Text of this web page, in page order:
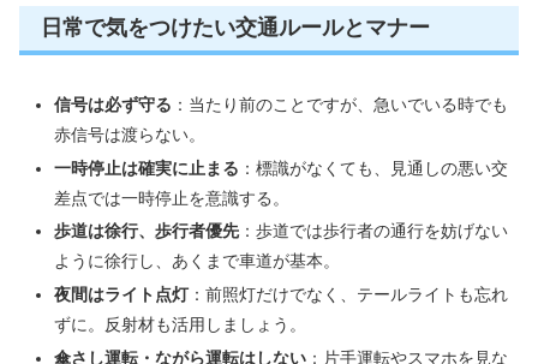
日常で気をつけたい交通ルールとマナー
信号は必ず守る ：当たり前のことですが、急いでいる時でも
赤信号は渡らない。
一時停止は確実に止まる ：標識がなくても、見通しの悪い交
差点では一時停止を意識する。
歩道は徐行、歩行者優先：歩道では歩行者の通行を妨げない
ように徐行し、あくまで車道が基本。
夜間はライト点灯：前照灯だけでなく、テールライトも忘れ
ずに。反射材も活用しましょう。
傘さし運転・ながら運転はしない：片手運転やスマホを見な